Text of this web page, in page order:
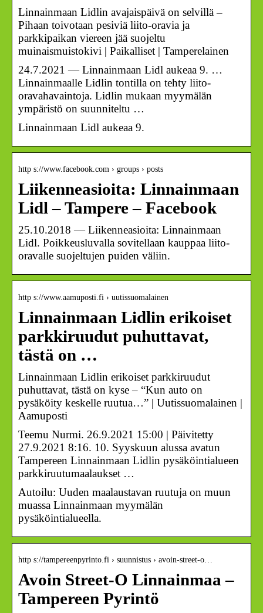
Linnainmaan Lidlin avajaispäivä on selvillä –
Pihaan toivotaan pesiviä liito-oravia ja
parkkipaikan viereen jää suojeltu
muinaismuistokivi | Paikalliset | Tamperelainen
24.7.2021 — Linnainmaan Lidl aukeaa 9. …
Linnainmaalle Lidlin tontilla on tehty liito-
oravahavaintoja. Lidlin mukaan myymälän
ympäristö on suunniteltu …
Linnainmaan Lidl aukeaa 9.
http s://www.facebook.com › groups › posts
Liikenneasioita: Linnainmaan
Lidl – Tampere – Facebook
25.10.2018 — Liikenneasioita: Linnainmaan
Lidl. Poikkeusluvalla sovitellaan kauppaa liito-
oravalle suojeltujen puiden väliin.
http s://www.aamuposti.fi › uutissuomalainen
Linnainmaan Lidlin erikoiset
parkkiruudut puhuttavat,
tästä on …
Linnainmaan Lidlin erikoiset parkkiruudut
puhuttavat, tästä on kyse – “Kun auto on
pysäköity keskelle ruutua…” | Uutissuomalainen |
Aamuposti
Teemu Nurmi. 26.9.2021 15:00 | Päivitetty
27.9.2021 8:16. 10. Syyskuun alussa avatun
Tampereen Linnainmaan Lidlin pysäköintialueen
parkkiruutumaalaukset …
Autoilu: Uuden maalaustavan ruutuja on muun
muassa Linnainmaan myymälän
pysäköintialueella.
http s://tampereenpyrinto.fi › suunnistus › avoin-street-o…
Avoin Street-O Linnainmaa –
Tampereen Pyrintö